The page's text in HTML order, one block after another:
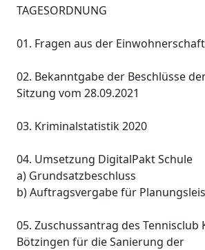
TAGESORDNUNG
01. Fragen aus der
02. Bekanntgabe der Beschlüsse
Sitzung vom 28.09.2021
03. Kriminalstatistik 2020
04. Umsetzung DigitalPakt Schule
a) Grundsatzbeschluss
b) Auftragsvergabe für
05. Zuschussantrag des Tennisclub
Bötzingen für die Sanierung der